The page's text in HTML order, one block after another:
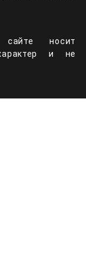
носит
и не